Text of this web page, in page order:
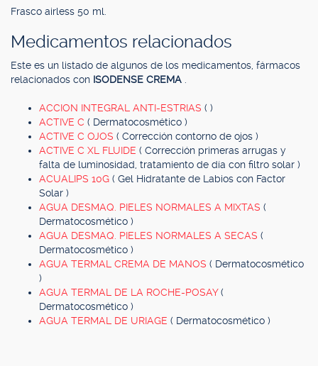
Frasco airless 50 ml.
Medicamentos relacionados
Este es un listado de algunos de los medicamentos, fármacos
relacionados con ISODENSE CREMA
ACCION INTEGRAL ANTI-ESTRIAS ( )
ACTIVE C ( Dermatocosmético )
ACTIVE C OJOS ( Corrección contorno de ojos )
ACTIVE C XL FLUIDE ( Corrección primeras arrugas y
falta de luminosidad, tratamiento de día con filtro solar )
ACUALIPS 10G ( Gel Hidratante de Labios con Factor
Solar )
AGUA DESMAQ. PIELES NORMALES A MIXTAS (
Dermatocosmético )
AGUA DESMAQ. PIELES NORMALES A SECAS (
Dermatocosmético )
AGUA TERMAL CREMA DE MANOS ( Dermatocosmético
)
AGUA TERMAL DE LA ROCHE-POSAY(
Dermatocosmético )
AGUA TERMAL DE URIAGE ( Dermatocosmético )